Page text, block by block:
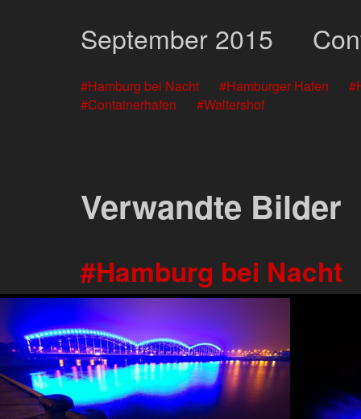
September 2015
Hamburg bei Nacht Hamburger Hafen
Containerhafen
Waltershof
Verwandte Bilder
Hamburg bei Nacht